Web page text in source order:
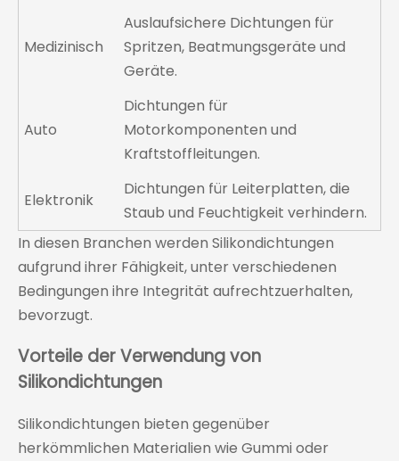
Medizinisch
Auslaufsichere Dichtungen für
Spritzen, Beatmungsgeräte und
Geräte.
Auto
Dichtungen für
Motorkomponenten und
Kraftstoffleitungen.
Elektronik
Dichtungen für Leiterplatten, die
Staub und Feuchtigkeit verhindern.
In diesen Branchen werden Silikondichtungen
aufgrund ihrer Fähigkeit, unter verschiedenen
Bedingungen ihre Integrität aufrechtzuerhalten,
bevorzugt.
Vorteile der Verwendung von
Silikondichtungen
Silikondichtungen bieten gegenüber
herkömmlichen Materialien wie Gummi oder